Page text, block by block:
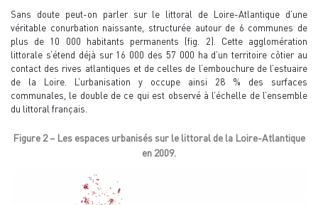
Sans doute peut-on parler sur le littoral de Loire-Atlantique d’une
véritable conurbation naissante, structurée autour de 6 communes de
plus de 10 000 habitants permanents (fig. 2). Cette agglomération
littorale s’étend déjà sur 16 000 des 57 000 ha d’un territoire côtier au
contact des rives atlantiques et de celles de l’embouchure de l’estuaire
de la Loire. L’urbanisation y occupe ainsi 28 % des surfaces
communales, le double de ce qui est observé à l’échelle de l’ensemble
du littoral français.
Figure 2 – Les espaces urbanisés sur le littoral de la Loire-Atlantique
en 2009.